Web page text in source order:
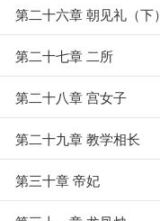
第二十六章 朝见礼（下）
第二十七章 二所
第二十八章 宫女子
第二十九章 教学相长
第三十章 帝妃